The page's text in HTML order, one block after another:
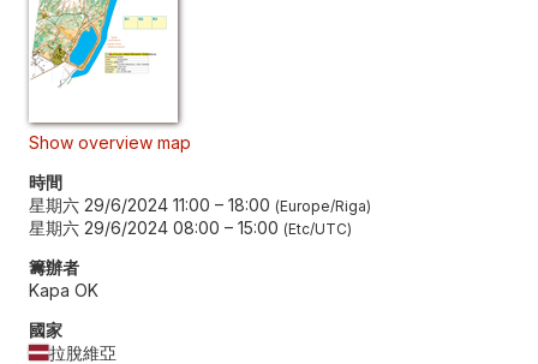
Show overview map
時間
星期六 29/6/2024 11:00 – 18:00 Europe/Riga
星期六 29/6/2024 08:00 – 15:00 Etc/UTC
籌辦者
Kapa OK
國家
拉脫維亞